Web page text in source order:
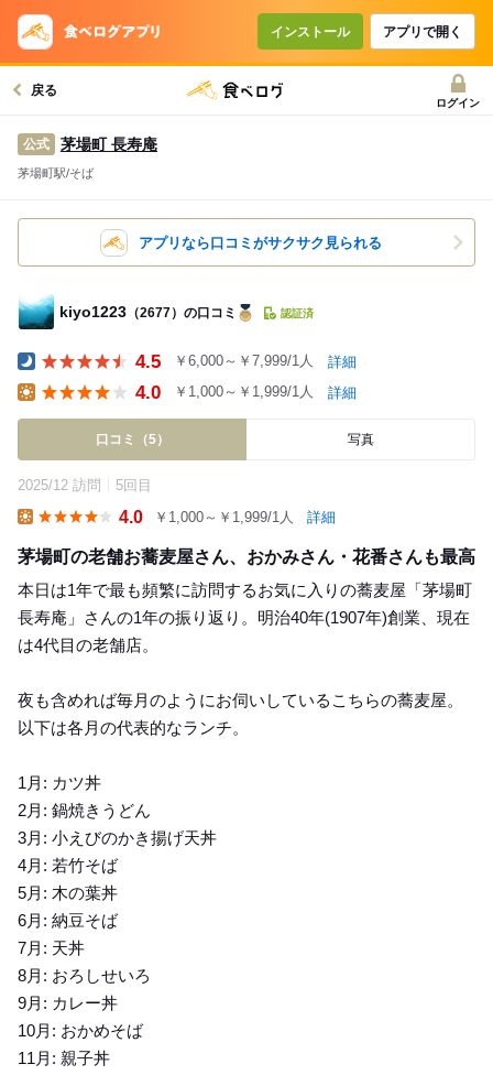
インストール アプリで開く
戻る
ログイン
公式 茅場町 長寿庵
茅場町駅/そば
アプリなら口コミがサクサク見られる
kiyo1223 （2677）の口コミ 認証済
4.5 ￥6,000～￥7,999/1人 詳細
4.0 ￥1,000～￥1,999/1人 詳細
口コミ（5） 写真
2025/12 訪問 5回目
4.0 ￥1,000～￥1,999/1人 詳細
茅場町の老舗お蕎麦屋さん、おかみさん・花番さんも最高
本日は1年で最も頻繁に訪問するお気に入りの蕎麦屋「茅場町
長寿庵」さんの1年の振り返り。明治40年(1907年)創業、現在
は4代目の老舗店。
夜も含めれば毎月のようにお伺いしているこちらの蕎麦屋。
以下は各月の代表的なランチ。
1月: カツ丼
2月: 鍋焼きうどん
3月: 小えびのかき揚げ天丼
4月: 若竹そば
5月: 木の葉丼
6月: 納豆そば
7月: 天丼
8月: おろしせいろ
9月: カレー丼
10月: おかめそば
11月: 親子丼